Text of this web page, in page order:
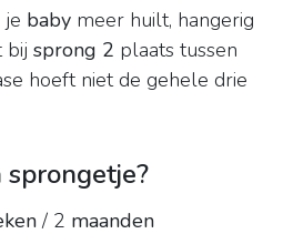
je baby meer huilt, hangerig
bij sprong 2 plaats tussen
hoeft niet de gehele drie
/ 2 maanden